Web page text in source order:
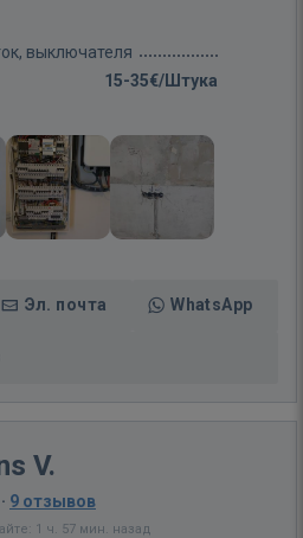
выключателя
15-35€/Штука
Эл. почта WhatsApp
V.
· 9 отзывов
1 ч. 57 мин. назад